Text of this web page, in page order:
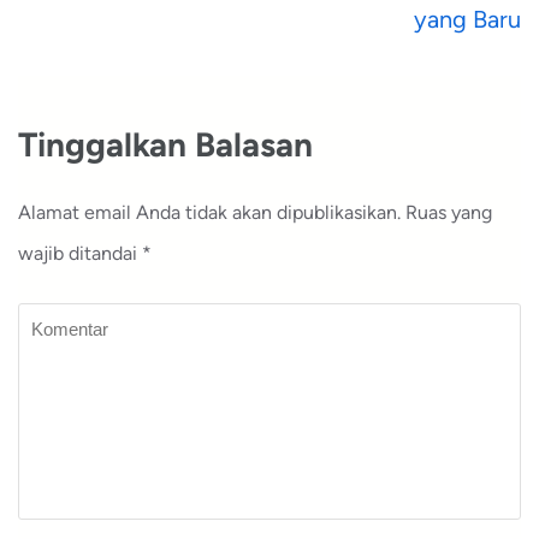
yang Baru
Tinggalkan Balasan
Alamat email Anda tidak akan dipublikasikan. Ruas yang
wajib ditandai *
Komentar